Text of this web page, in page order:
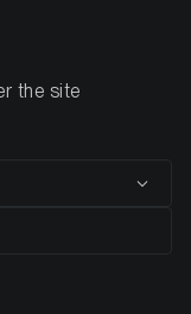
the site